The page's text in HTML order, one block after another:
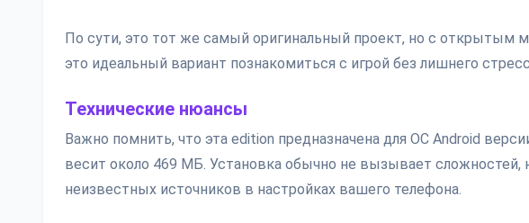
По сути, это тот же самый оригинальный проект, но с открытым
это идеальный вариант познакомиться с игрой без лишнего
Технические нюансы
Важно помнить, что эта edition предназначена для ОС Android
весит около 469 МБ. Установка обычно не вызывает сложностей,
неизвестных источников в настройках вашего телефона.